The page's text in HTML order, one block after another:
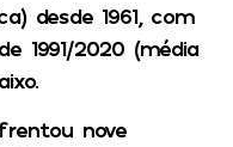
desde 1961, com
1991/2020 (média
nove